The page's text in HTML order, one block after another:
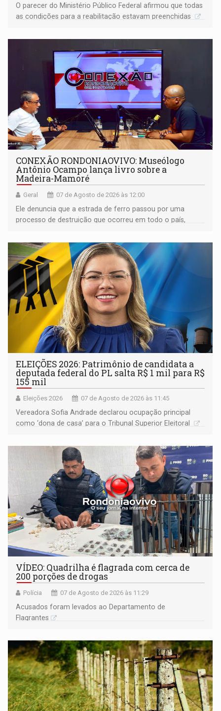
O parecer do Ministério Público Federal afirmou que todas
as condições para a reabilitação estavam preenchidas
CONEXÃO RONDONIAOVIVO: Museólogo
Antônio Ocampo lança livro sobre a
Madeira-Mamoré
Geral 07 de Agosto de 2026 às 12:00
Ele denuncia que a estrada de ferro passou por uma
processo de destruição que ocorreu em todo o país,
ELEIÇÕES 2026: Patrimônio de candidata a
deputada federal do PL salta R$ 1 mil para R$
155 mil
Eleições 2026 07 de Agosto de 2026 às 11:45
Vereadora Sofia Andrade declarou ocupação principal
como ‘dona de casa’ para o Tribunal Superior Eleitoral
VÍDEO: Quadrilha é flagrada com cerca de
200 porções de drogas
Polícia 07 de Agosto de 2026 às 11:29
Acusados foram levados ao Departamento de
Flagrantes